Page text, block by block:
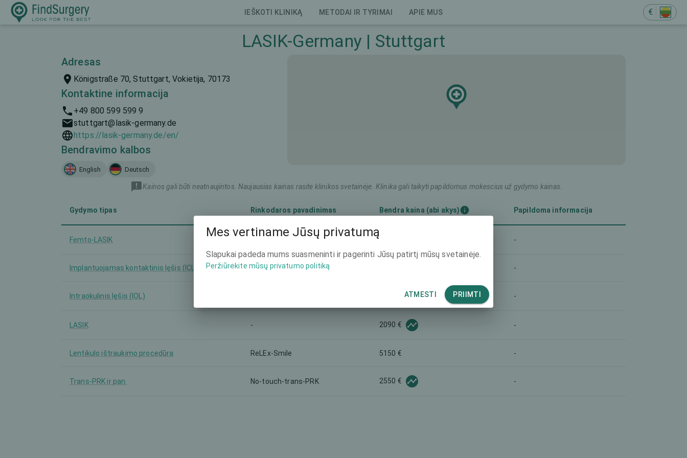
IEŠKOTI KLINIKĄ METODAI IR TYRIMAI APIE MUS €
LASIK-Germany | Stuttgart
Adresas
Königstraße 70, Stuttgart, Vokietija, 70173
Kontaktine informacija
+49 800 599 599 9
stuttgart@lasik-germany.de
https://lasik-germany.de/en/
Bendravimo kalbos
English Deutsch
Kainos gali būti neatnaujintos. Naujausias kainas rasite klinikos svetainėje. Klinika gali taikyti papildomus mokescius už gydymo kainas.
Gydymo tipas Rinkodaros pavadinimas Bendra kaina (abi akys) Papildoma informacija
Femto-LASIK -
Implantuojamas kontaktinis lęšis (ICL) - -
Intraokulinis lęšis (IOL) -
LASIK - 2090 € -
Lentikulo ištraukimo procedūra ReLEx-Smile 5150 € -
Trans-PRK ir pan. No-touch-trans-PRK 2550 € -
Mes vertiname Jūsų privatumą
Slapukai padeda mums suasmeninti ir pagerinti Jūsų patirtį mūsų svetainėje.
Peržiūrėkite mūsų privatumo politiką
ATMESTI PRIIMTI